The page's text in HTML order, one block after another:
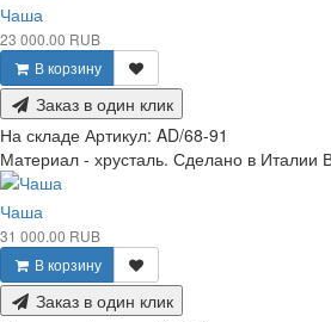
Чаша
23 000.00 RUB
В корзину
Заказ в один клик
На складе Артикул: AD/68-91
Материал - хрусталь. Сделано в Италии
Чаша
31 000.00 RUB
В корзину
Заказ в один клик